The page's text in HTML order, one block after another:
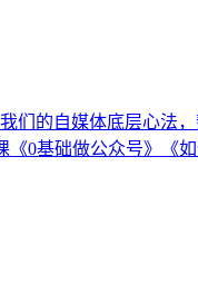
的自媒体底层心法，
0基础做公众号》《